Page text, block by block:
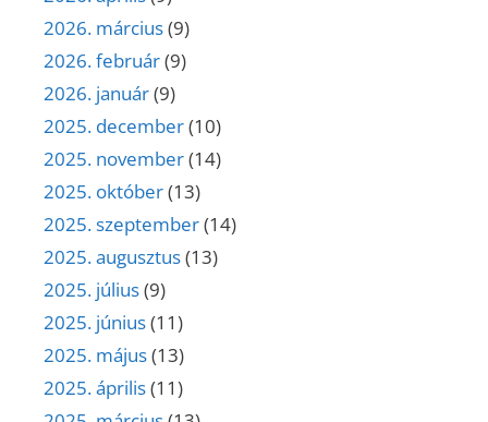
2026. március(9)
2026. február(9)
2026. január(9)
2025. december(10)
2025. november(14)
2025. október(13)
2025. szeptember(14)
2025. augusztus(13)
2025. július(9)
2025. június(11)
2025. május(13)
2025. április(11)